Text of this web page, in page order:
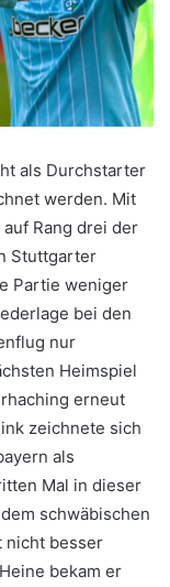
als Durchstarter
werden. Mit
Rang drei der
Stuttgarter
Partie weniger
bei den
nur
Heimspiel
erneut
zeichnete sich
als
Mal in dieser
schwäbischen
nicht besser
bekam er